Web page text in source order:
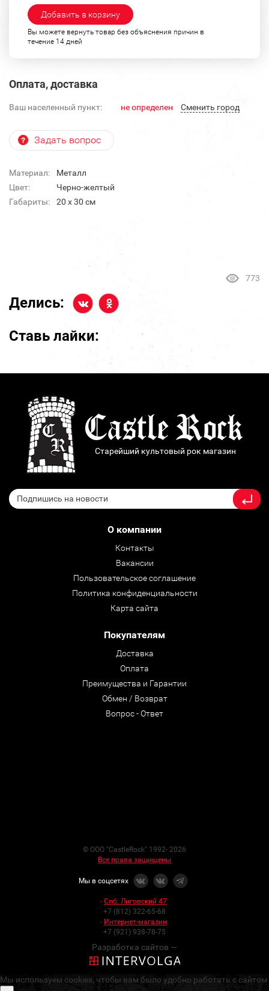
Добавить в корзину
Вы можете вернуть товар без объяснения причин в
течение 14 дней
Оплата, доставка
Ваш населенный пункт: не определен Cменить город
Задать вопрос
Материал:
Металл
Цвет:
Черно-желтый
Габариты:
20 х 30 см
773
Делись:
Ставь лайки:
Старейший культовый рок магазин
О компании
Контакты
Вакансии
Пользовательское соглашение
Политика конфиденциальности
Карта сайта
Покупателям
Доставка
Оплата
Преимущества и Гарантии
Обмен / Возврат
Вопрос - Ответ
© ООО "CastleRock" 1992- 2026
Все права защищены
Мы в соцсетях
- Спб. Лиговский 47:
+7 (812) 322-65-68
- Интернет-магазин:
+7 (921) 938-78-75
Разработка сайтов —
Мы используем cookies, чтобы вам было удобно работать с сайтом